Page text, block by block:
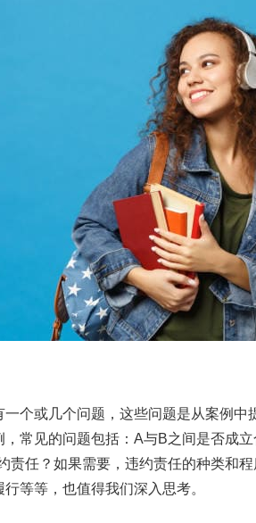
个或几个问题，这些问题是从案例
常见的问题包括：A与B之间是否成
责任？如果需要，违约责任的种类和
等等，也值得我们深入思考。